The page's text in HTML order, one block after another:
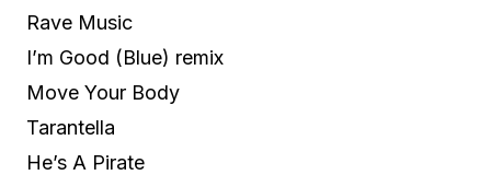
Rave Music
I’m Good (Blue) remix
Move Your Body
Tarantella
He’s A Pirate